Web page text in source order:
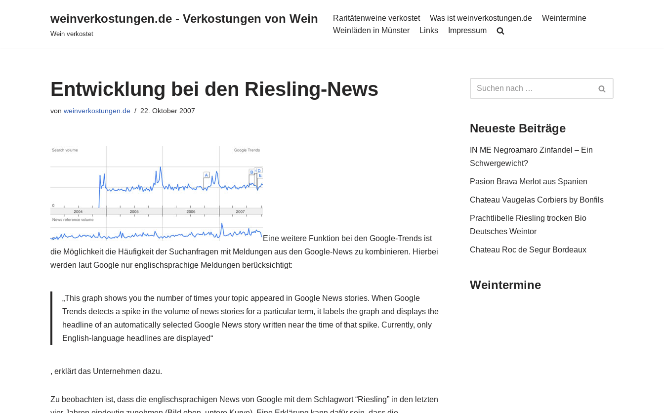
weinverkostungen.de - Verkostungen von Wein
Wein verkostet
Raritätenweine verkostet Was ist weinverkostungen.de
Weintermine
Weinläden in Münster
Links Impressum
Entwicklung bei den Riesling-News
von weinverkostungen.de 22. Oktober 2007
Eine weitere Funktion bei den Google-Trends ist
die Möglichkeit die Häufigkeit der Suchanfragen mit Meldungen aus den Google-News zu kombinieren. Hierbei
werden laut Google nur englischsprachige Meldungen berücksichtigt:
„This graph shows you the number of times your topic appeared in Google News stories. When Google
Trends detects a spike in the volume of news stories for a particular term, it labels the graph and displays the
headline of an automatically selected Google News story written near the time of that spike. Currently, only
English-language headlines are displayed“
, erklärt das Unternehmen dazu.
Zu beobachten ist, dass die englischsprachigen News von Google mit dem Schlagwort “Riesling” in den letzten
Neueste Beiträge
IN ME Negroamaro Zinfandel – Ein
Schwergewicht?
Pasion Brava Merlot aus Spanien
Chateau Vaugelas Corbiers by Bonfils
Prachtlibelle Riesling trocken Bio
Deutsches Weintor
Chateau Roc de Segur Bordeaux
Weintermine